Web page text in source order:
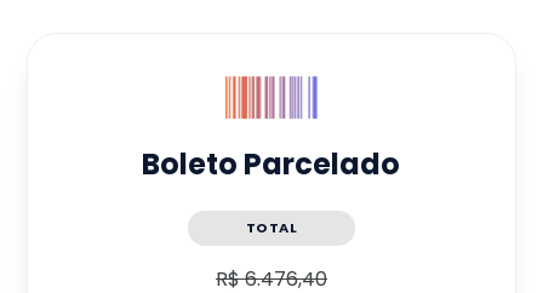
Boleto Parcelado
TOTAL
R$ 6.476,40